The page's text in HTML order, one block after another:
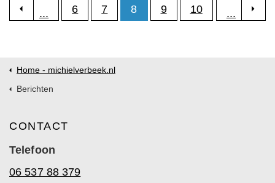
... 6 7 8 9 10 ...
Home - michielverbeek.nl
Berichten
CONTACT
Telefoon
06 537 88 379